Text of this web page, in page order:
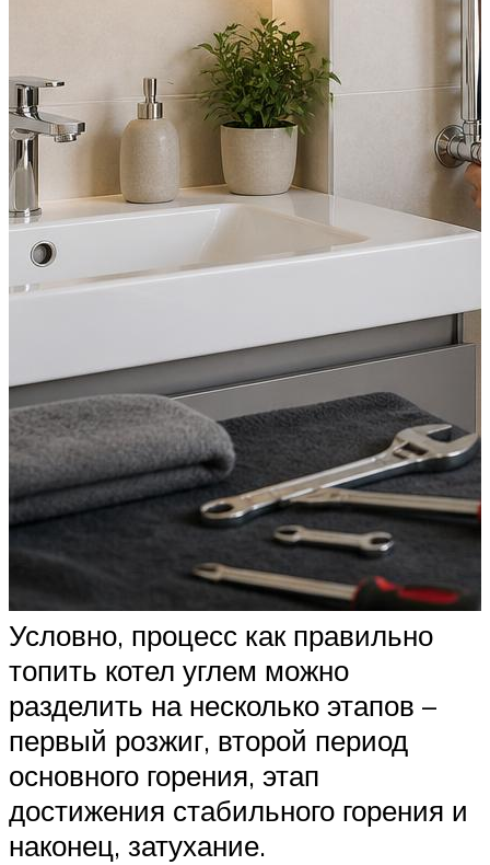
Условно, процесс как правильно
топить котел углем можно
разделить на несколько этапов –
первый розжиг, второй период
основного горения, этап
достижения стабильного горения и
наконец, затухание.